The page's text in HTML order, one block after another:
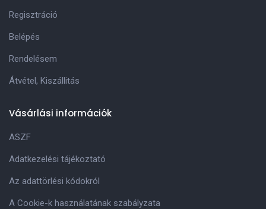
Regisztráció
Belépés
Rendelésem
Átvétel, Kiszállitás
Vásárlási információk
ASZF
Adatkezelési tájékoztató
Az adattörlési kódokról
A Cookie-k használatának szabályzata